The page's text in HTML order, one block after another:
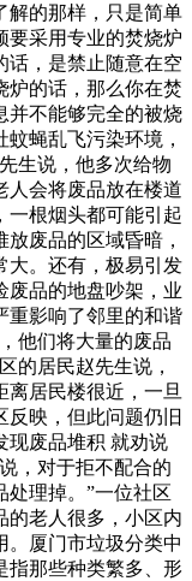
解的那样，只是简单
要采用专业的焚烧炉
话，是禁止随意在空
炉的话，那么你在焚
并不能够完全的被烧
蝇乱飞污染环境，
生说，他多次给物
人会将废品放在楼道
一根烟头都可能引起
废品的区域昏暗，
大。还有，极易引发
废品的地盘吵架，业
重影响了邻里的和谐
他们将大量的废品
的居民赵先生说，
离居民楼很近，一旦
反映，但此问题仍旧
废品堆积 就劝说
，对于拒不配合的
处理掉。”一位社区
的老人很多，小区内
。厦门市垃圾分类中
指那些种类繁多、形